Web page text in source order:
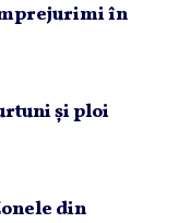
în
şi ploi
din